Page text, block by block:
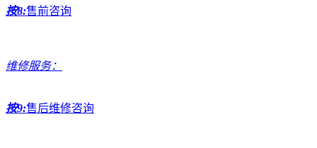
按8:售前咨询
维修服务：
按9:售后维修咨询